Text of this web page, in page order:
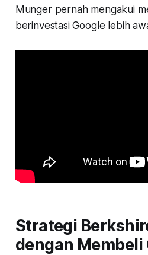
Munger pernah mengakui
berinvestasi Google lebih
Strategi
dengan Membeli